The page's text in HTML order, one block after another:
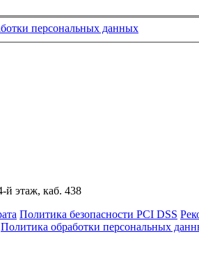
персональных данных
этаж, каб. 438
Политика безопасности PCI DSS
Политика обработки персональных